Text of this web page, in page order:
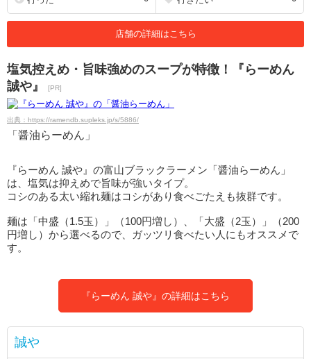
店舗の詳細はこちら
塩気控えめ・旨味強めのスープが特徴！『らーめん
誠や』
[PR]
出典：https://ramendb.supleks.jp/s/5886/
「醤油らーめん」
『らーめん 誠や』の富山ブラックラーメン「醤油らーめん」
は、塩気は抑えめで旨味が強いタイプ。
コシのある太い縮れ麺はコシがあり食べごたえも抜群です。
麺は「中盛（1.5玉）」（100円増し）、「大盛（2玉）」（200
円増し）から選べるので、ガッツリ食べたい人にもオススメで
す。
『らーめん 誠や』の詳細はこちら
誠や